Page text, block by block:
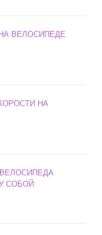
ВЕЛОСИПЕДЕ
НА
СОБОЙ